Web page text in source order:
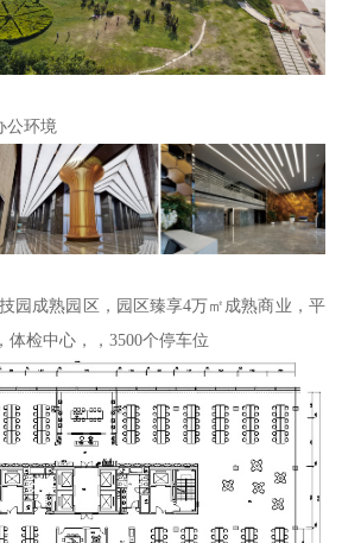
公环境
园成熟园区，园区臻享4万㎡成熟商业，平
体检中心，，3500个停车位